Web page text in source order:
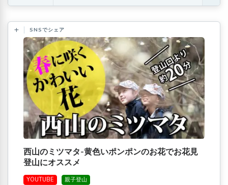
SNSでシェア
西山のミツマタ-黄色いポンポンのお花でお花見
登山にオススメ
YOUTUBE 親子登山